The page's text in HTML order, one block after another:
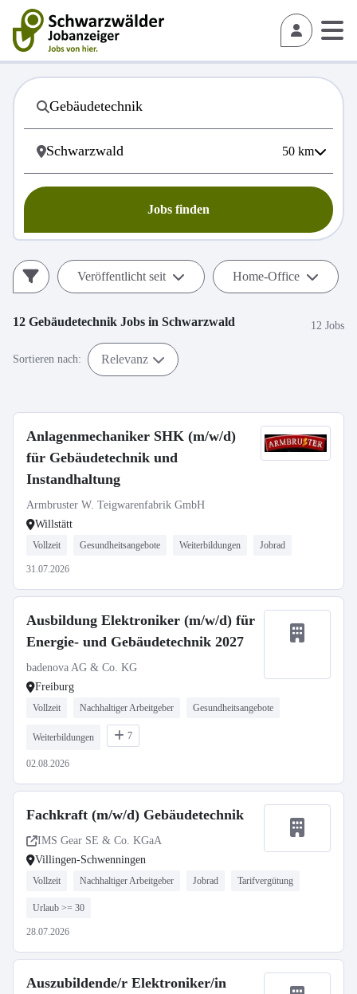
50 km
Jobs finden
Veröffentlicht seit Home-Office
12 Gebäudetechnik Jobs in Schwarzwald 12 Jobs
Sortieren nach: Relevanz
Anlagenmechaniker SHK (m/w/d)
für Gebäudetechnik und
Instandhaltung
Armbruster W. Teigwarenfabrik GmbH
Willstätt
Vollzeit Gesundheitsangebote Weiterbildungen Jobrad
31.07.2026
Ausbildung Elektroniker (m/w/d) für
Energie- und Gebäudetechnik 2027
badenova AG & Co. KG
Freiburg
Vollzeit Nachhaltiger Arbeitgeber Gesundheitsangebote
Weiterbildungen 7
02.08.2026
Fachkraft (m/w/d) Gebäudetechnik
IMS Gear SE & Co. KGaA
Villingen-Schwenningen
Vollzeit Nachhaltiger Arbeitgeber Jobrad Tarifvergütung
Urlaub >= 30
28.07.2026
Auszubildende/r Elektroniker/in